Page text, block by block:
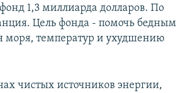
1,3 миллиарда долларов. По
Цель фонда - помочь бедным
моря, температур и ухудшению
чистых источников энергии,